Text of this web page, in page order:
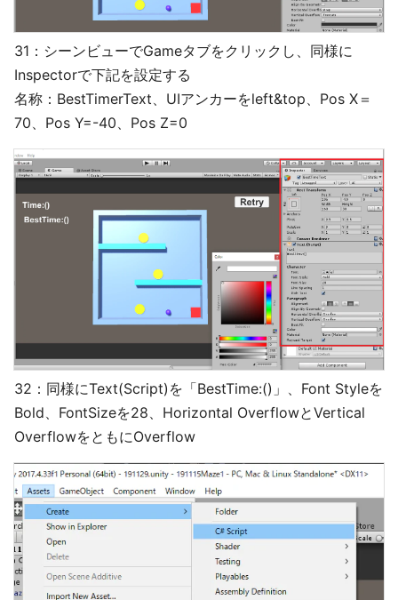
31：シーンビューでGameタブをクリックし、同様に
Inspectorで下記を設定する
名称：BestTimerText、UIアンカーをleft&top、Pos X＝
70、Pos Y=-40、Pos Z=0
32：同様にText(Script)を「BestTime:()」、Font Styleを
Bold、FontSizeを28、Horizontal OverflowとVertical
OverflowをともにOverflow